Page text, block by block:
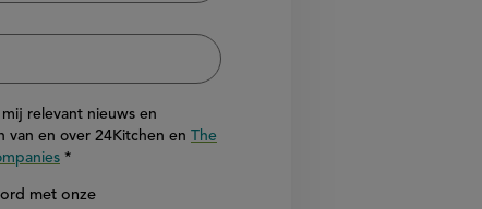
relevant nieuws en
van en over 24Kitchen en The
met onze